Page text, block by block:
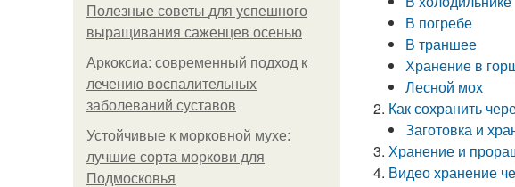
Полезные советы для успешного
выращивания саженцев осенью
Аркоксиа: современный подход к
лечению воспалительных
заболеваний суставов
Устойчивые к морковной мухе:
лучшие сорта моркови для
Подмосковья
В погребе
В траншее
Хранение в
Лесной мох
Как сохранить
Заготовка и
Хранение и
Видео хранение